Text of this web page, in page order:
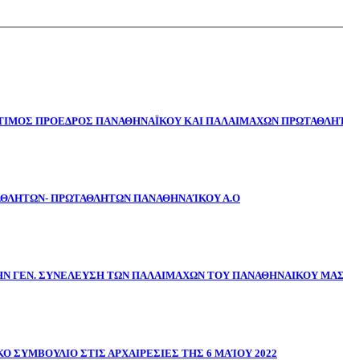
ΠΡΟΕΔΡΟΣ ΠΑΝΑΘΗΝΑΪΚΟΥ ΚΑΙ ΠΑΛΑΙΜΑΧΩΝ
ΠΡΩΤΑΘΛΗΤΩΝ ΠΑΝΑΘΗΝΑΊΚΟΥ Α.Ο
ΓΕΝ. ΣΥΝΕΛΕΥΣΗ ΤΩΝ ΠΑΛΑΙΜΑΧΩΝ ΤΟΥ ΠΑΝΑΘΗΝΑΙΚΟΥ ΜΑΣ
ΣΤΙΣ ΑΡΧΑΙΡΕΣΙΕΣ ΤΗΣ 6 ΜΑΊΟΥ 2022